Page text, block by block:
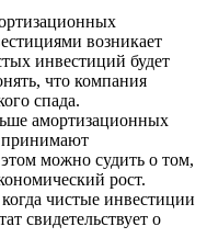
возникает
инвестиций будет
что компания
спада.
амортизационных
принимают
можно судить о том,
рост.
чистые инвестиции
свидетельствует о